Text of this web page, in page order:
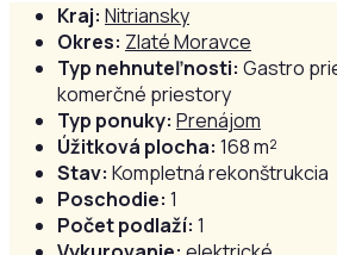
Kraj: Nitriansky
Okres: Zlaté Moravce
Typ nehnuteľnosti: Gastro
komerčné priestory
Typ ponuky: Prenájom
Úžitková plocha: 168 m²
Stav: Kompletná rekonštrukcia
Poschodie: 1
Počet podlaží: 1